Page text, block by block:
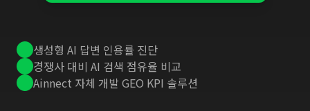
생성형 AI 답변 인용률 진단
경쟁사 대비 AI 검색 점유율 비교
Ainnect 자체 개발 GEO KPI 솔루션